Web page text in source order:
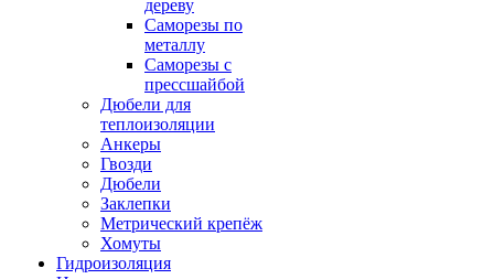
дереву
Саморезы по
металлу
Саморезы с
прессшайбой
Дюбели для
теплоизоляции
Анкеры
Гвозди
Дюбели
Заклепки
Метрический крепёж
Хомуты
Гидроизоляция